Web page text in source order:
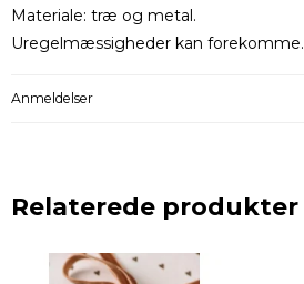
Materiale: træ og metal.
Uregelmæssigheder kan forekomme.
Anmeldelser
Relaterede produkter